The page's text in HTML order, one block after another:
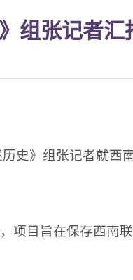
组张记者汇
史》组张记者就西
目旨在保存西南联